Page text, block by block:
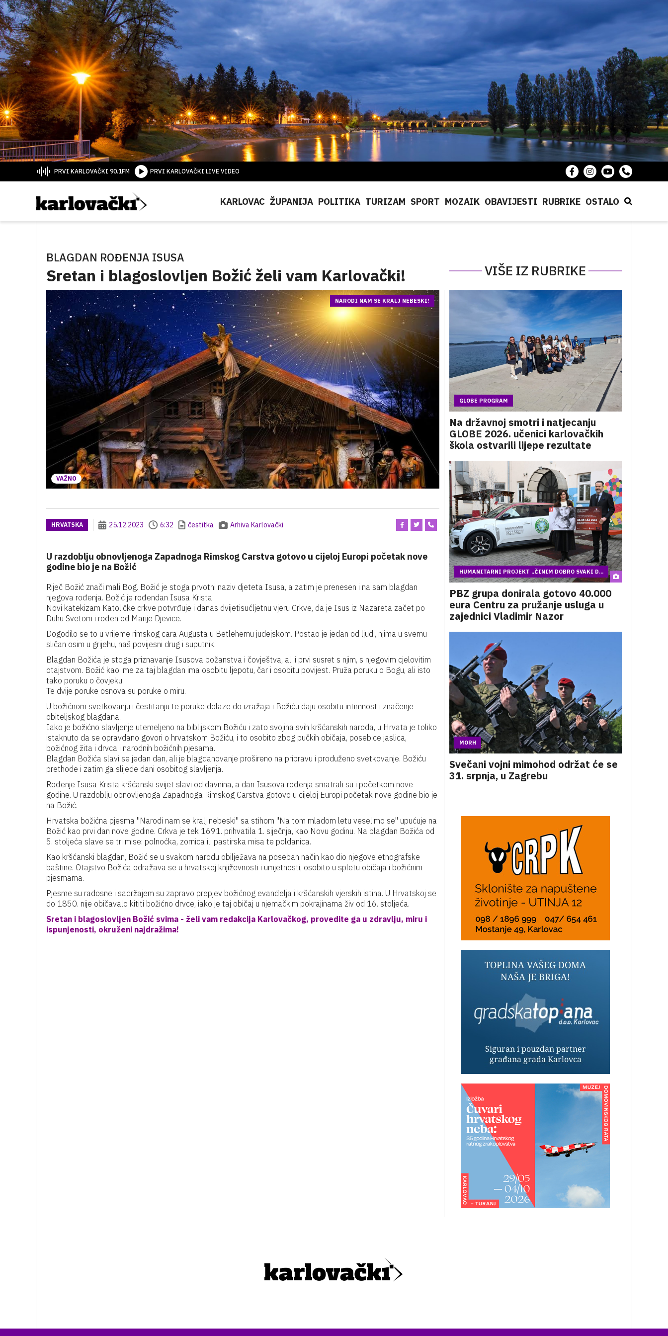
PRVI KARLOVAČKI 90.1FM PRVI KARLOVAČKI LIVE VIDEO
KARLOVAC ŽUPANIJA POLITIKA TURIZAM SPORT MOZAIK OBAVIJESTI RUBRIKE OSTALO
BLAGDAN ROĐENJA ISUSA
Sretan i blagoslovljen Božić želi vam Karlovački! VIŠE IZ RUBRIKE
VAŽNO
NARODI NAM SE KRALJ NEBESKI!
HRVATSKA 25.12.2023 6:32 čestitka Arhiva Karlovački
U razdoblju obnovljenoga Zapadnoga Rimskog Carstva gotovo u cijeloj Europi početak nove
godine bio je na Božić
Riječ Božić znači mali Bog. Božić je stoga prvotni naziv djeteta Isusa, a zatim je prenesen i na sam blagdan
njegova rođenja. Božić je rođendan Isusa Krista.
Novi katekizam Katoličke crkve potvrđuje i danas dvijetisućljetnu vjeru Crkve, da je Isus iz Nazareta začet po
Duhu Svetom i rođen od Marije Djevice.
Dogodilo se to u vrijeme rimskog cara Augusta u Betlehemu judejskom. Postao je jedan od ljudi, njima u svemu
sličan osim u grijehu, naš povijesni drug i suputnik.
Blagdan Božića je stoga priznavanje Isusova božanstva i čovještva, ali i prvi susret s njim, s njegovim cjelovitim
otajstvom. Božić kao ime za taj blagdan ima osobitu ljepotu, čar i osobitu povijest. Pruža poruku o Bogu, ali isto
tako poruku o čovjeku.
Te dvije poruke osnova su poruke o miru.
U božićnom svetkovanju i čestitanju te poruke dolaze do izražaja i Božiću daju osobitu intimnost i značenje
obiteljskog blagdana.
Iako je božićno slavljenje utemeljeno na biblijskom Božiću i zato svojina svih kršćanskih naroda, u Hrvata je toliko
istaknuto da se opravdano govori o hrvatskom Božiću, i to osobito zbog pučkih običaja, posebice jaslica,
božićnog žita i drvca i narodnih božićnih pjesama.
Blagdan Božića slavi se jedan dan, ali je blagdanovanje prošireno na pripravu i produženo svetkovanje. Božiću
prethode i zatim ga slijede dani osobitog slavljenja.
Rođenje Isusa Krista kršćanski svijet slavi od davnina, a dan Isusova rođenja smatrali su i početkom nove
godine. U razdoblju obnovljenoga Zapadnoga Rimskog Carstva gotovo u cijeloj Europi početak nove godine bio je
na Božić.
Hrvatska božićna pjesma "Narodi nam se kralj nebeski" sa stihom "Na tom mladom letu veselimo se" upućuje na
Božić kao prvi dan nove godine. Crkva je tek 1691. prihvatila 1. siječnja, kao Novu godinu. Na blagdan Božića od
5. stoljeća slave se tri mise: polnoćka, zornica ili pastirska misa te poldanica.
Kao kršćanski blagdan, Božić se u svakom narodu obilježava na poseban način kao dio njegove etnografske
baštine. Otajstvo Božića odražava se u hrvatskoj književnosti i umjetnosti, osobito u spletu običaja i božićnim
pjesmama.
Pjesme su radosne i sadržajem su zapravo prepjev božićnog evanđelja i kršćanskih vjerskih istina. U Hrvatskoj se
do 1850. nije običavalo kititi božićno drvce, iako je taj običaj u njemačkim pokrajinama živ od 16. stoljeća.
Sretan i blagoslovljen Božić svima - želi vam redakcija Karlovačkog, provedite ga u zdravlju, miru i
ispunjenosti, okruženi najdražima!
GLOBE PROGRAM
Na državnoj smotri i natjecanju
GLOBE 2026. učenici karlovačkih
škola ostvarili lijepe rezultate
HUMANITARNI PROJEKT „ČINIM DOBRO SVAKI D...
PBZ grupa donirala gotovo 40.000
eura Centru za pružanje usluga u
zajednici Vladimir Nazor
MORH
Svečani vojni mimohod održat će se
31. srpnja, u Zagrebu